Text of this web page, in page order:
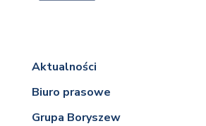
Aktualności
Biuro prasowe
Grupa Boryszew